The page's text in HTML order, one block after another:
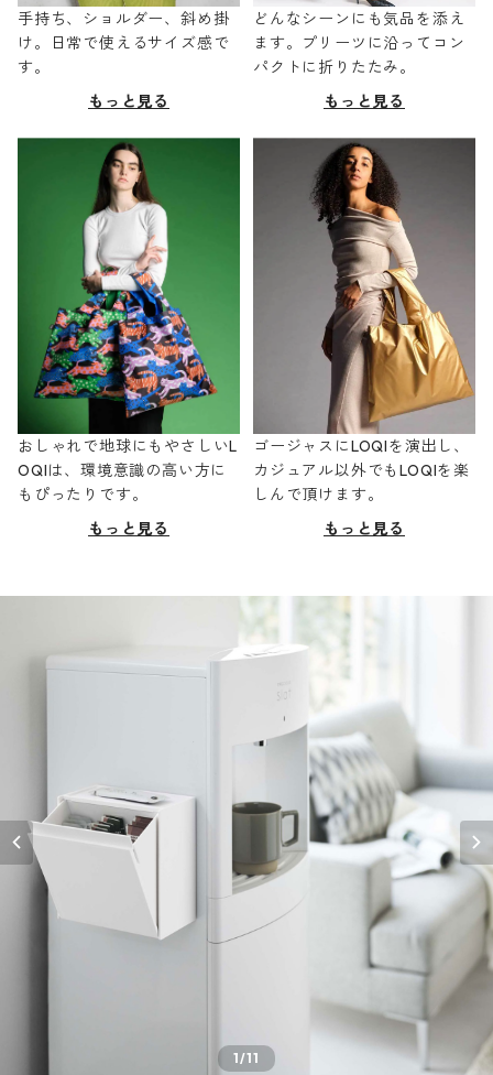
手持ち、ショルダー、斜め掛
け。日常で使えるサイズ感で
す。
もっと見る
どんなシーンにも気品を添え
ます。プリーツに沿ってコン
パクトに折りたたみ。
もっと見る
おしゃれで地球にもやさしいL
OQIは、環境意識の高い方に
もぴったりです。
もっと見る
ゴージャスにLOQIを演出し、
カジュアル以外でもLOQIを楽
しんで頂けます。
もっと見る
1/11